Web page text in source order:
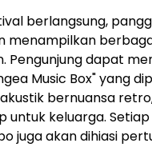
berlangsung,
menampilkan
Pengunjung dapat
Music Box" yang
bernuansa
untuk keluarga.
juga akan dihiasi